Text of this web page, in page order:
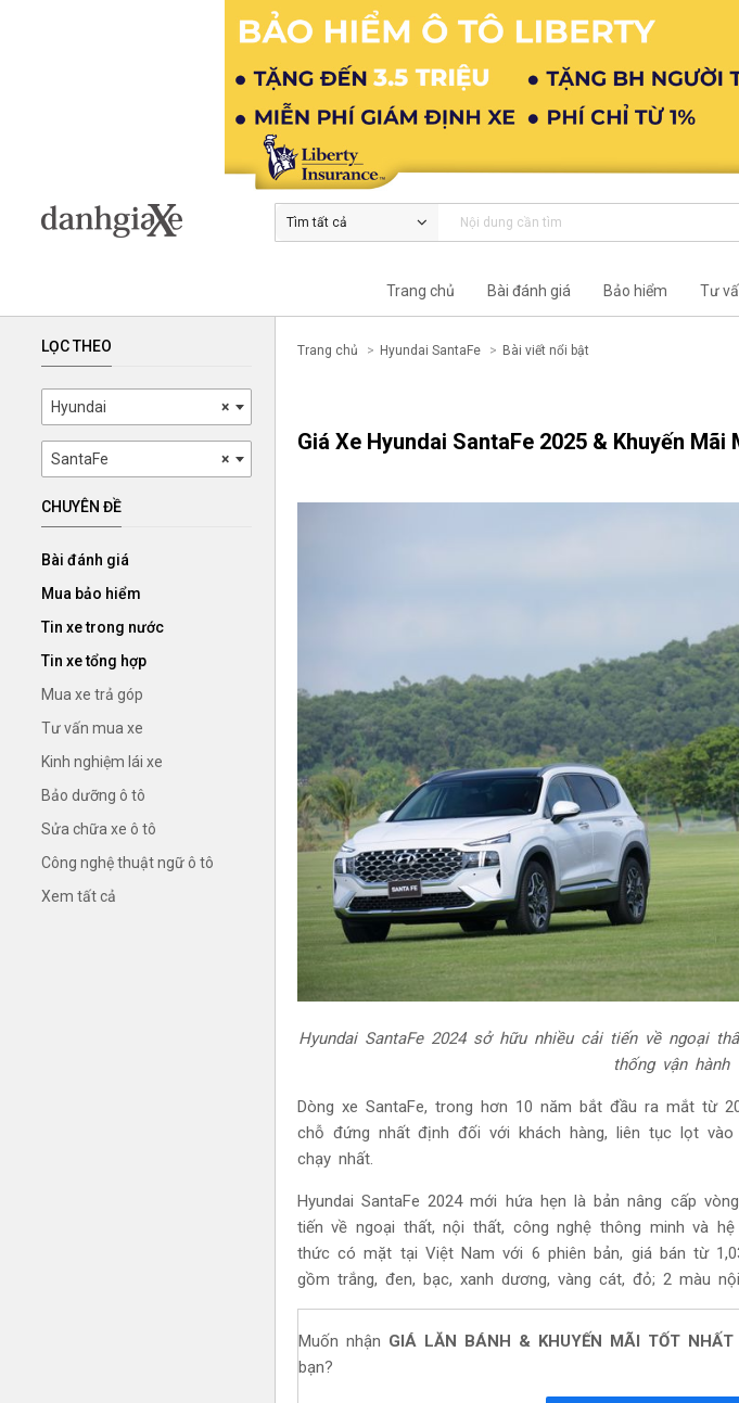
Tìm tất cả
Trang chủ Bài đánh giá Bảo hiểm Tư
LỌC THEO
×
Hyundai
×
SantaFe
CHUYÊN ĐỀ
Bài đánh giá
Mua bảo hiểm
Tin xe trong nước
Tin xe tổng hợp
Mua xe trả góp
Tư vấn mua xe
Kinh nghiệm lái xe
Bảo dưỡng ô tô
Sửa chữa xe ô tô
Công nghệ thuật ngữ ô tô
Xem tất cả
Trang chủ Hyundai SantaFe Bài viết nổi bật
Giá Xe Hyundai SantaFe 2025 & Khuyến Mãi
Hyundai SantaFe 2024 sở hữu nhiều cải tiến về ngoại
thống vận hành
Dòng xe SantaFe, trong hơn 10 năm bắt đầu ra mắt từ
chỗ đứng nhất định đối với khách hàng, liên tục lọt vào
chạy nhất.
Hyundai SantaFe 2024 mới hứa hẹn là bản nâng cấp
tiến về ngoại thất, nội thất, công nghệ thông minh và
thức có mặt tại Việt Nam với 6 phiên bản, giá bán từ
gồm trắng, đen, bạc, xanh dương, vàng cát, đỏ; 2 màu
Muốn nhận GIÁ LĂN BÁNH & KHUYẾN MÃI TỐT NHẤT
bạn?